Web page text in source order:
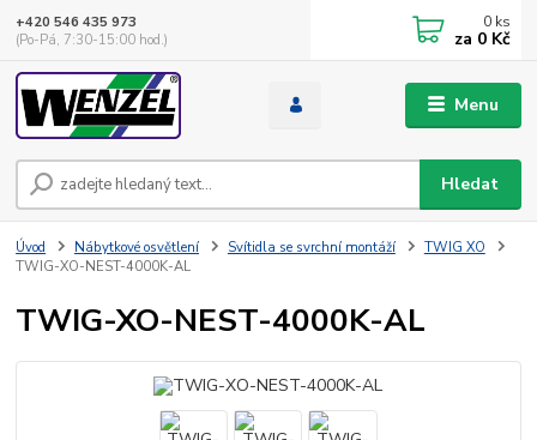
Menu
Hledat
+420 546 435 973
(Po-Pá, 7:30-15:00 hod.)
0 ks
za 0 Kč
Úvod Nábytkové osvětlení Svítidla se svrchní montáží
TWIG XO
TWIG-XO-NEST-4000K-AL
TWIG-XO-NEST-4000K-AL